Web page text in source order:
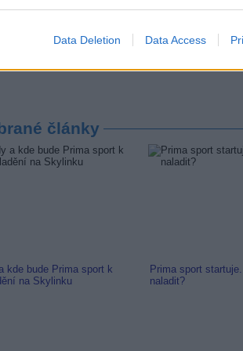
Data Deletion Data Access
okres Jihlava)
montážní dělník • mzda 44.700 Kč • týdenní zálohy
články
kde bude Prima sport k
na Skylinku
Prima sport
naladit?